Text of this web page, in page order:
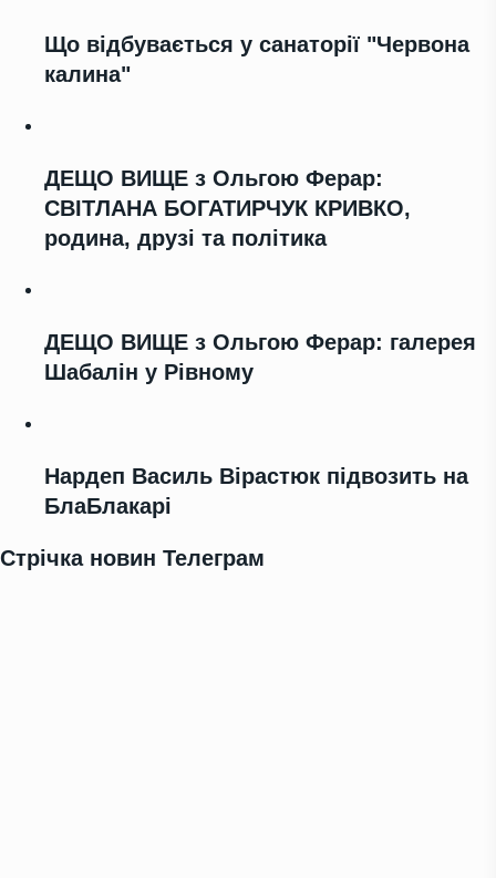
Що відбувається у санаторії "Червона
калина"
ДЕЩО ВИЩЕ з Ольгою Ферар:
СВІТЛАНА БОГАТИРЧУК КРИВКО,
родина, друзі та політика
ДЕЩО ВИЩЕ з Ольгою Ферар: галерея
Шабалін у Рівному
Нардеп Василь Вірастюк підвозить на
БлаБлакарі
Стрічка новин Телеграм